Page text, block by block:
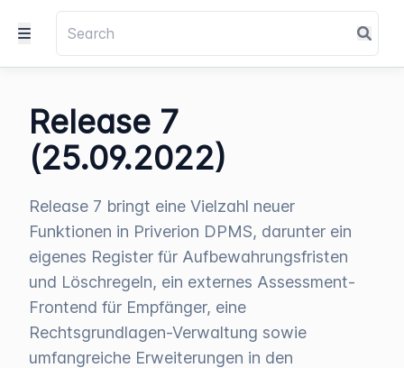
Release 7
(25.09.2022)
Release 7 bringt eine Vielzahl neuer
Funktionen in Priverion DPMS, darunter ein
eigenes Register für Aufbewahrungsfristen
und Löschregeln, ein externes Assessment-
Frontend für Empfänger, eine
Rechtsgrundlagen-Verwaltung sowie
umfangreiche Erweiterungen in den